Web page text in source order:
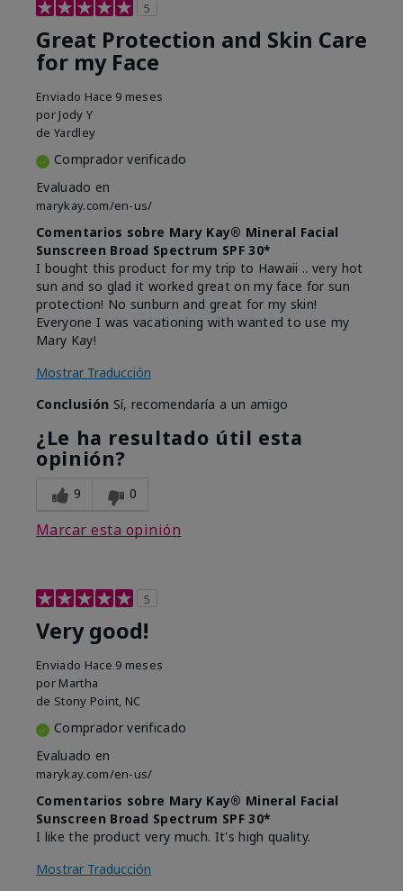
5
Great Protection and Skin Care
for my Face
Enviado Hace 9 meses
por Jody Y
de Yardley
Comprador verificado
Evaluado en
marykay.com/en-us/
Comentarios sobre Mary Kay® Mineral Facial
Sunscreen Broad Spectrum SPF 30*
I bought this product for my trip to Hawaii .. very hot
sun and so glad it worked great on my face for sun
protection! No sunburn and great for my skin!
Everyone I was vacationing with wanted to use my
Mary Kay!
Mostrar Traducción
Conclusión Sí, recomendaría a un amigo
¿Le ha resultado útil esta
opinión?
9 0
Marcar esta opinión
5
Very good!
Enviado Hace 9 meses
por Martha
de Stony Point, NC
Comprador verificado
Evaluado en
marykay.com/en-us/
Comentarios sobre Mary Kay® Mineral Facial
Sunscreen Broad Spectrum SPF 30*
I like the product very much. It's high quality.
Mostrar Traducción